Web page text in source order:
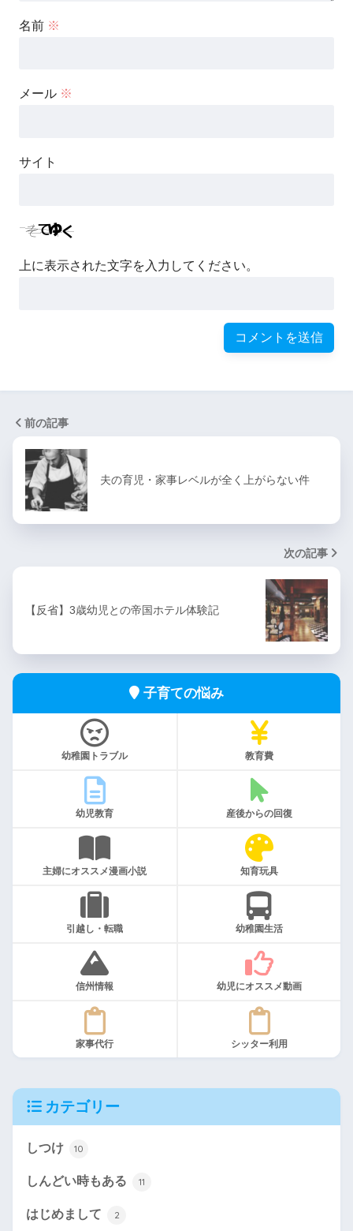
名前 ※
メール ※
サイト
上に表示された文字を入力してください。
前の記事
夫の育児・家事レベルが全く上がらない件
次の記事
【反省】3歳幼児との帝国ホテル体験記
子育ての悩み
幼稚園トラブル 教育費
幼児教育 産後からの回復
主婦にオススメ漫画小説 知育玩具
引越し・転職 幼稚園生活
信州情報 幼児にオススメ動画
家事代行 シッター利用
カテゴリー
しつけ 10
しんどい時もある 11
はじめまして 2